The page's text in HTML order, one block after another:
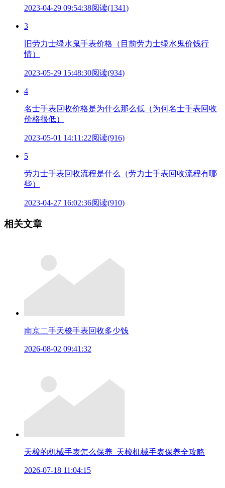
2023-04-29 09:54:38阅读(1341)
3
旧劳力士绿水鬼手表价格（目前劳力士绿水鬼价钱行
情）
2023-05-29 15:48:30阅读(934)
4
名士手表回收价格是为什么那么低（为何名士手表回收
价格很低）
2023-05-01 14:11:22阅读(916)
5
劳力士手表回收流程是什么（劳力士手表回收流程有哪
些）
2023-04-27 16:02:36阅读(910)
相关文章
南京二手天梭手表回收多少钱
2026-08-02 09:41:32
天梭的机械手表怎么保养–天梭机械手表保养全攻略
2026-07-18 11:04:15